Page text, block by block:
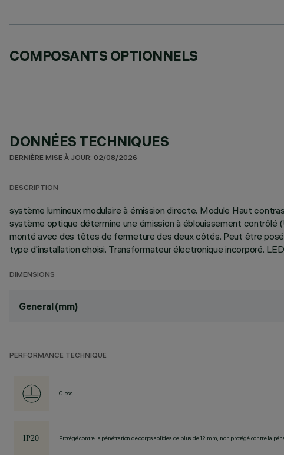
COMPOSANTS OPTIONNELS
DONNÉES TECHNIQUES
DERNIÈRE MISE À JOUR: 02/08/2026
DESCRIPTION
système lumineux modulaire à émission directe. Module Haut
système optique détermine une émission à éblouissement contrôlé
monté avec des têtes de fermeture des deux côtés. Peut être
type d'installation choisi. Transformateur électronique incorporé.
DIMENSIONS
General (mm)
PERFORMANCE TECHNIQUE
Class I
Protégé contre la pénétration de corps solides de plus de 12 mm, non protégé contre la